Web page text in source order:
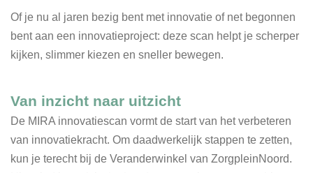
Of je nu al jaren bezig bent met innovatie of net begonnen
bent aan een innovatieproject: deze scan helpt je scherper
kijken, slimmer kiezen en sneller bewegen.
Van inzicht naar uitzicht
De MIRA innovatiescan vormt de start van het verbeteren
van innovatiekracht. Om daadwerkelijk stappen te zetten,
kun je terecht bij de Veranderwinkel van ZorgpleinNoord.